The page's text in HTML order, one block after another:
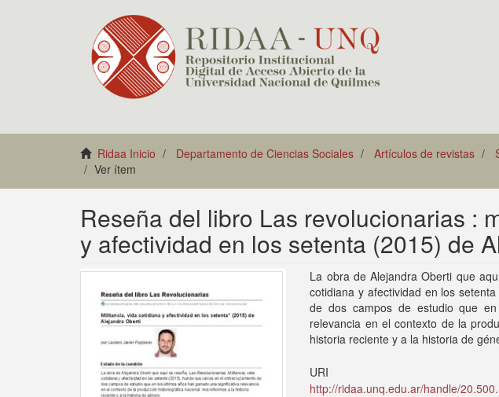
Ridaa Inicio Departamento de Ciencias Sociales Artículos de revistas
Ver ítem
Reseña del libro Las revolucionarias :
y afectividad en los setenta (2015) de
La obra de Alejandra Oberti que
cotidiana y afectividad en los
de dos campos de estudio que
relevancia en el contexto de la
historia reciente y a la historia de
URI
http://ridaa.unq.edu.ar/handle/